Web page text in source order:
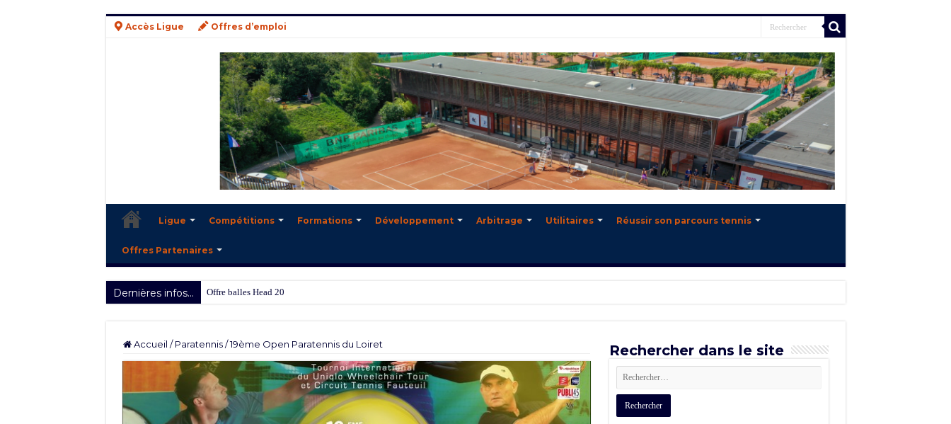
Accès Ligue Offres d’emploi
Ligue Compétitions Formations Développement Arbitrage Utilitaires Réussir son parcours tennis
Offres Partenaires
Dernières infos... Offre balles Head 2025/2026
Accueil / Paratennis /19ème Open Paratennis du Loiret Rechercher dans le site